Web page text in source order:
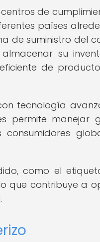
de
países
de suministro del
su
de
tecnología
permite manejar
como el
que contribuye a